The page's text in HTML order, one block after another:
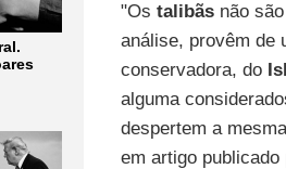
"Os talibãsnão são
análise, provêm de
conservadora, do
alguma
despertem a
em artigo publicado